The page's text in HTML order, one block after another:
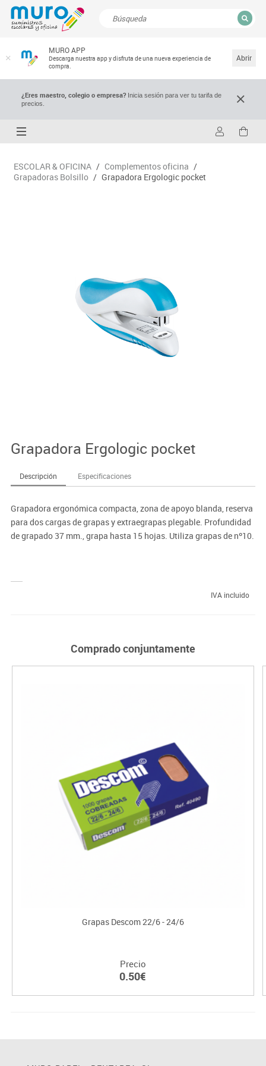
MURO APP
Descarga nuestra app y disfruta de una nueva experiencia de
compra.
Abrir
¿Eres maestro, colegio o empresa?Inicia sesión para ver tu tarifa de
precios.
ESCOLAR & OFICINA / Complementos oficina /
Grapadoras Bolsillo / Grapadora Ergologic pocket
Grapadora Ergologic pocket
Descripción Especificaciones
Grapadora ergonómica compacta, zona de apoyo blanda, reserva
para dos cargas de grapas y extraegrapas plegable. Profundidad
de grapado 37 mm., grapa hasta 15 hojas. Utiliza grapas de nº10.
IVA incluido
Comprado conjuntamente
Grapas Descom 22/6 - 24/6
Precio
0.50€